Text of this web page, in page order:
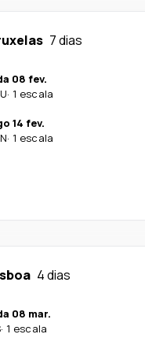
7 dias
08 fev.
· 1 escala
14 fev.
· 1 escala
4 dias
08 mar.
· 1 escala